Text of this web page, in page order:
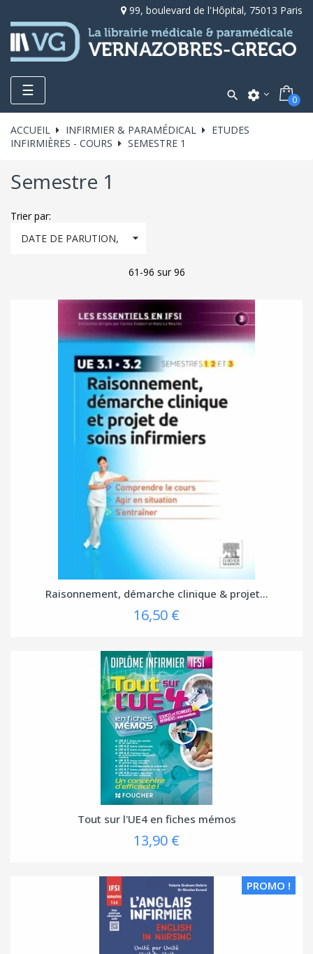
99, boulevard de l'Hôpital, 75013 Paris
Toggle
navigation
☰  settings 0
ACCUEIL INFIRMIER & PARAMÉDICAL
ETUDES
INFIRMIÈRES - COURS
SEMESTRE 1
Semestre 1
Trier par:
DATE DE PARUTION,

61-96 sur 96
Raisonnement, démarche clinique & projet...
16,50 €
Tout sur l'UE4 en fiches mémos
13,90 €
PROMO !